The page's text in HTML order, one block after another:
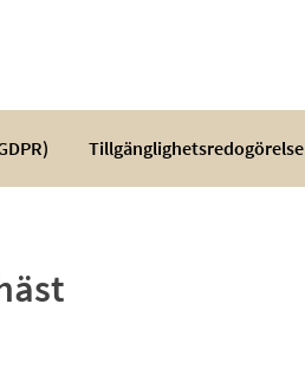
Tillgänglighetsredogörelse